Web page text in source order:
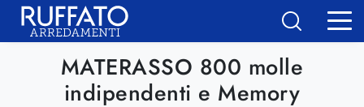
MATERASSO 800 molle
indipendenti e Memory